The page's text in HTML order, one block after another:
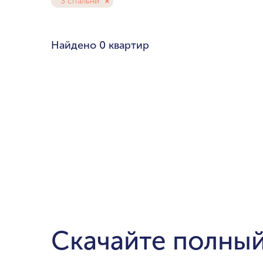
Найдено 0 квартир
Скачайте